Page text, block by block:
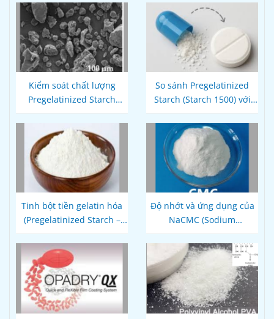
Kiểm soát chất lượng
Pregelatinized Starch
chuẩn USP – EP
So sánh Pregelatinized
Starch (Starch 1500) với
Tinh bột tiền gelatin hóa
(Pregelatinized Starch –
Độ nhớt và ứng dụng của
NaCMC (Sodium